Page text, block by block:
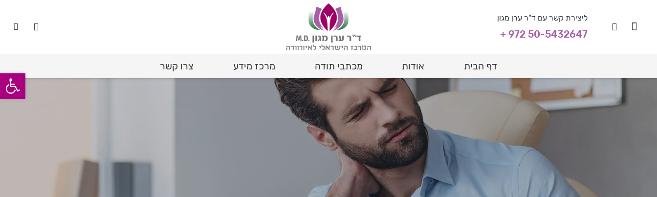
פתח
ליצירת קשר עם ד"ר ערן מגון
+ 972 50-5432647
דף הבית אודות מכתבי תודה מרכז מידע צרו קשר